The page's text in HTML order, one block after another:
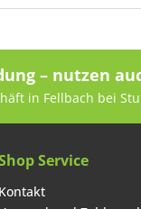
– nutzen
in Fellbach bei
Service
Kontakt